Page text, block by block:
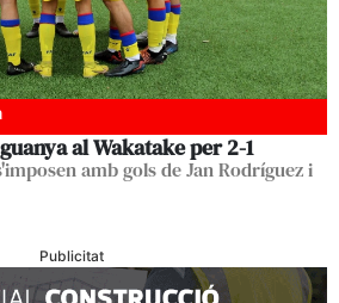
al Wakatake per 2-1
amb gols de Jan Rodríguez i
Publicitat